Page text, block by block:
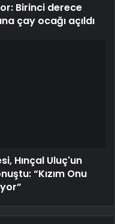
Birinci derece
çay ocağı açıldı
Hınçal Uluç'un
“Kızım Onu